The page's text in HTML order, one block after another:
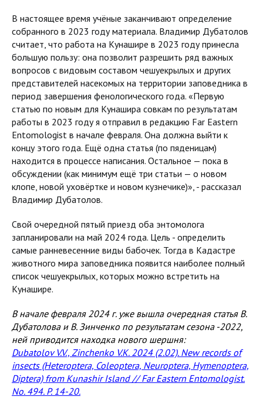
В настоящее время учёные заканчивают определение
собранного в 2023 году материала. Владимир Дубатолов
считает, что работа на Кунашире в 2023 году принесла
большую пользу: она позволит разрешить ряд важных
вопросов с видовым составом чешуекрылых и других
представителей насекомых на территории заповедника в
период завершения фенологического года. «Первую
статью по новым для Кунашира совкам по результатам
работы в 2023 году я отправил в редакцию Far Eastern
Entomologist в начале февраля. Она должна выйти к
концу этого года. Ещё одна статья (по пяденицам)
находится в процессе написания. Остальное — пока в
обсуждении (как минимум ещё три статьи — о новом
клопе, новой уховёртке и новом кузнечике)», - рассказал
Владимир Дубатолов.
Свой очередной пятый приезд оба энтомолога
запланировали на май 2024 года. Цель - определить
самые ранневесенние виды бабочек. Тогда в Кадастре
животного мира заповедника появится наиболее полный
список чешуекрылых, которых можно встретить на
Кунашире.
В начале февраля 2024 г. уже вышла очередная статья В.
Дубатолова и В. Зинченко по результатам сезона -2022,
ней приводится находка нового шершня:
Dubatolov V.V., Zinchenko V.K. 2024 (2.02). New records of
insects (Heteroptera, Coleoptera, Neuroptera, Hymenoptera,
Diptera) from Kunashir Island // Far Eastern Entomologist.
No. 494. P. 14-20.